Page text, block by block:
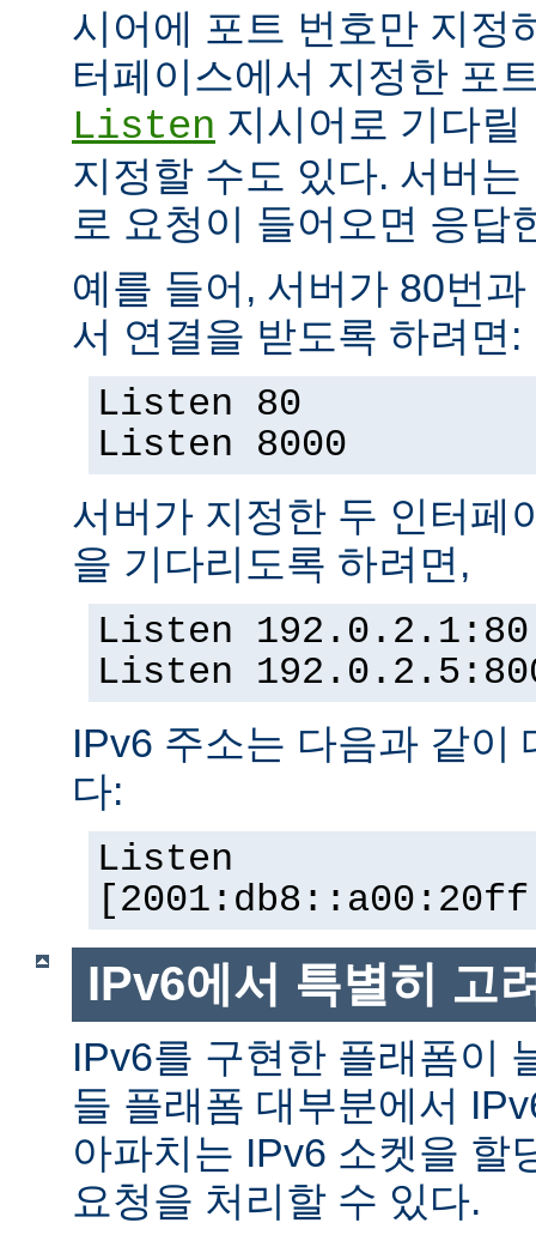
시어에 포트 번호만 지정
터페이스에서 지정한 포
Listen 지시어로 기다
지정할 수도 있다. 서버
로 요청이 들어오면 응답
예를 들어, 서버가 80번
서 연결을 받도록 하려면:
Listen 80
Listen 8000
서버가 지정한 두 인터페
을 기다리도록 하려면,
Listen 192.0.2.1:80
Listen
IPv6 주소는 다음과 같이
다:
Listen
IPv6에서 특별히 고
IPv6를 구현한 플래폼이
들 플래폼 대부분에서
아파치는 IPv6 소켓을 할
요청을 처리할 수 있다.